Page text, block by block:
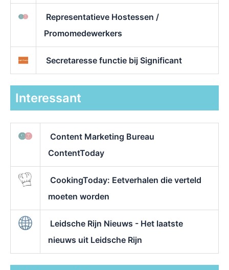
Representatieve Hostessen /
Promomedewerkers
Secretaresse functie bij Significant
Interessant
Content Marketing Bureau
ContentToday
CookingToday: Eetverhalen die verteld
moeten worden
Leidsche Rijn Nieuws - Het laatste
nieuws uit Leidsche Rijn